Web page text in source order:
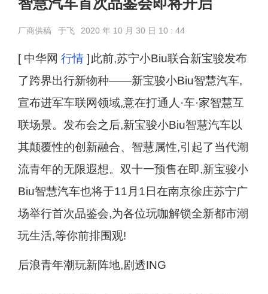
厂商供稿 于飞 2020 年 10 月 30 日 10 : 44
[ 中华网 行情] 此前,苏宁小Biu联合新宝骏发布
了跨界出行新物种——新宝骏小Biu智慧汽车,
宣布进军车联网领域,意在打通人·车·家智慧互
联场景。发布会之后,新宝骏小Biu智慧汽车以
其颠覆性的创新融合、智慧属性,引起了当代潮
流青年的无限遐想。双十一预售在即,新宝骏小
Biu智慧汽车也将于11月1日在南京徐庄苏宁广
场举行首次品鉴会,为各位玩咖解锁全新都市潮
玩生活,等你前排围观!
后浪青年潮玩新阵地,剧透ING